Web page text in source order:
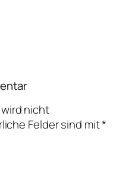
nicht
Felder sind mit*